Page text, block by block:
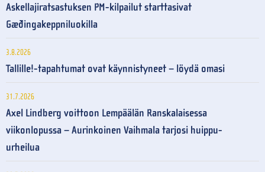
Askellajiratsastuksen PM-kilpailut starttasivat
Gæðingakeppniluokilla
3.8.2026
Tallille!-tapahtumat ovat käynnistyneet – löydä omasi
31.7.2026
Axel Lindberg voittoon Lempäälän Ranskalaisessa
viikonlopussa – Aurinkoinen Vaihmala tarjosi huippu-
urheilua